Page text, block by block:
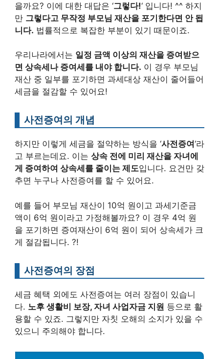
을까요? 이에 대한 대답은 ‘그렇다!‘ 입니다! ^^ 하지
만 그렇다고 무작정 부모님 재산을 포기한다면 안 됩
니다. 법률적으로 복잡한 부분이 있기 때문이죠.
우리나라에서는 일정 금액 이상의 재산을 증여받으
면 상속세나 증여세를 내야 합니다. 이 경우 부모님
재산 중 일부를 포기하면 과세대상 재산이 줄어들어
세금을 절감할 수 있어요!
사전증여의 개념
하지만 이렇게 세금을 절약하는 방식을 ‘사전증여 ‘라
고 부르는데요. 이는 상속 전에 미리 재산을 자녀에
게 증여하여 상속세를 줄이는 제도입니다. 요건만 갖
추면 누구나 사전증여를 할 수 있어요.
예를 들어 부모님 재산이 10억 원이고 과세기준금
액이 6억 원이라고 가정해볼까요? 이 경우 4억 원
을 포기하면 증여재산이 6억 원이 되어 상속세가 크
게 절감됩니다. ?!
사전증여의 장점
세금 혜택 외에도 사전증여는 여러 장점이 있습니
다. 노후 생활비 보장, 자녀 사업자금 지원 등으로 활
용할 수 있죠. 그렇지만 자칫 오해의 소지가 있을 수
있으니 주의해야 합니다.